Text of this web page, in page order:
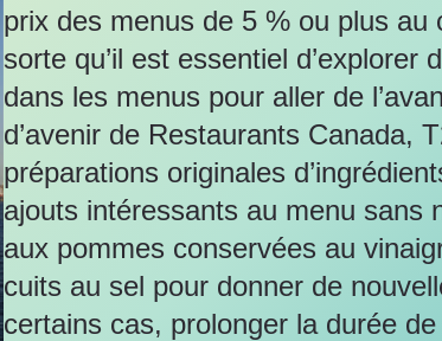
prix des menus de 5 % ou plus
sorte qu’il est essentiel d’explorer
dans les menus pour aller de
d’avenir de Restaurants Canada,
préparations originales
ajouts intéressants au menu sans
aux pommes conservées au
cuits au sel pour donner de
certains cas, prolonger la durée